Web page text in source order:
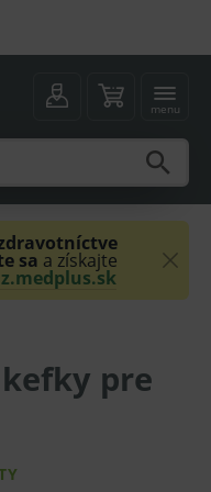
menu
sa a získajte
pre